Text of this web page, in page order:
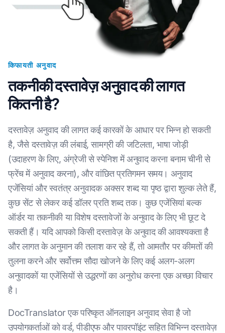
किफायती अनुवाद
तकनीकी दस्तावेज़ अनुवाद की लागत
कितनी है?
दस्तावेज़ अनुवाद की लागत कई कारकों के आधार पर भिन्न हो सकती
है, जैसे दस्तावेज़ की लंबाई, सामग्री की जटिलता, भाषा जोड़ी
(उदाहरण के लिए, अंग्रेजी से स्पेनिश में अनुवाद करना बनाम चीनी से
फ्रेंच में अनुवाद करना), और वांछित प्रतिगमन समय। अनुवाद
एजेंसियां और स्वतंत्र अनुवादक अक्सर शब्द या पृष्ठ द्वारा शुल्क लेते हैं,
कुछ सेंट से लेकर कई डॉलर प्रति शब्द तक। कुछ एजेंसियां बल्क
ऑर्डर या तकनीकी या विशेष दस्तावेजों के अनुवाद के लिए भी छूट दे
सकती हैं। यदि आपको किसी दस्तावेज़ के अनुवाद की आवश्यकता है
और लागत के अनुमान की तलाश कर रहे हैं, तो आमतौर पर कीमतों की
तुलना करने और सर्वोत्तम सौदा खोजने के लिए कई अलग-अलग
अनुवादकों या एजेंसियों से उद्धरणों का अनुरोध करना एक अच्छा विचार
है।
DocTranslator एक परिष्कृत ऑनलाइन अनुवाद सेवा है जो
उपयोगकर्ताओं को वर्ड, पीडीएफ और पावरपॉइंट सहित विभिन्न दस्तावेज़